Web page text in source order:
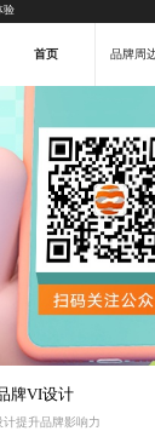
验
首页 品牌周
牌VI设计
计提升品牌影响力